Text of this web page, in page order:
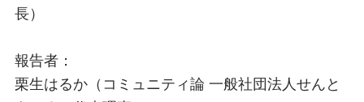
長）
報告者：
栗生はるか（コミュニティ論 一般社団法人せんと